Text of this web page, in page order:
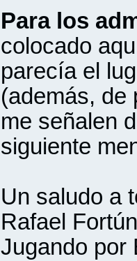
Para los
colocado
parecía el
(además, de
me señalen
siguiente
Un saludo a
Rafael
Jugando por